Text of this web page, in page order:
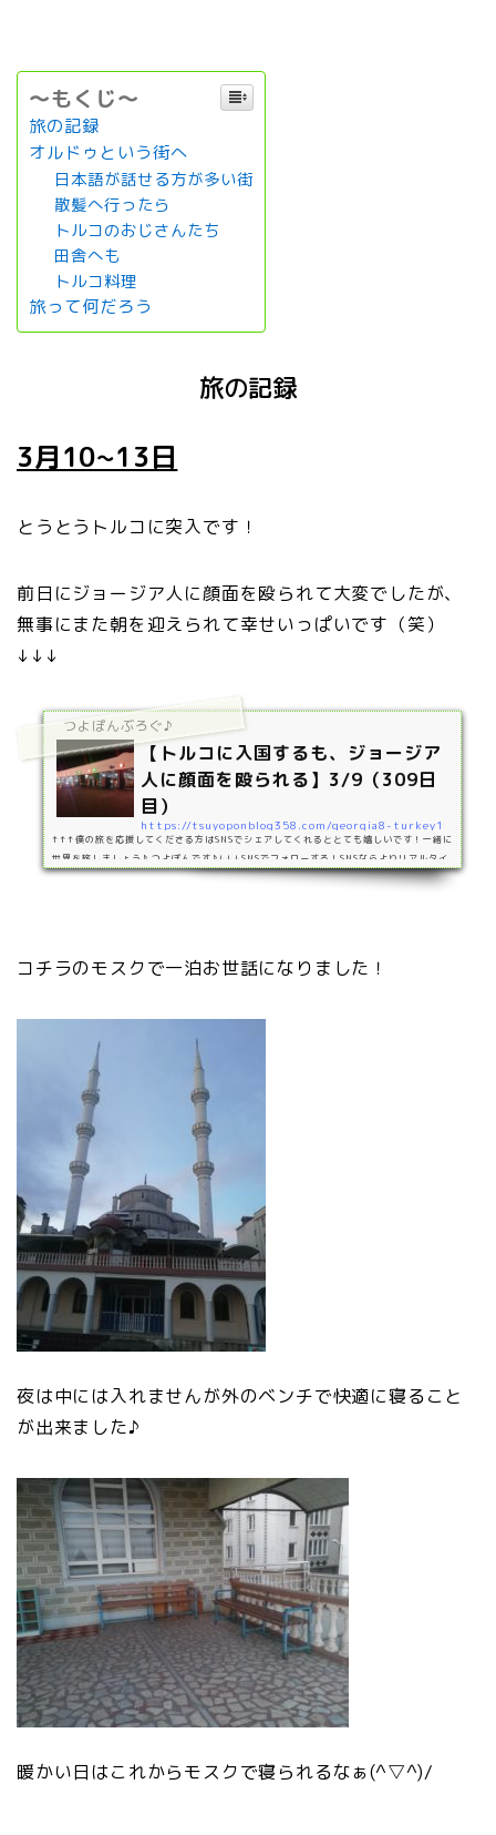
～もくじ～
旅の記録
オルドゥという街へ
日本語が話せる方が多い街
散髪へ行ったら
トルコのおじさんたち
田舎へも
トルコ料理
旅って何だろう
旅の記録
3月10~13日
とうとうトルコに突入です！
前日にジョージア人に顔面を殴られて大変でしたが、
無事にまた朝を迎えられて幸せいっぱいです（笑）
↓↓↓
つよぽんぶろぐ♪
【トルコに入国するも、ジョージア
人に顔面を殴られる】3/9（309日
目）
https://tsuyoponblog358.com/georgia8-turkey1
↑↑↑僕の旅を応援してくださる方はSNSでシェアしてくれるととても嬉しいです！一緒に
世界を旅しましょう♪ つよぽんです♪↓↓↓SNSでフォローする！SNSならよりリアルタイ
ムに旅の様子を見ることができるので是非気軽に申請してください(^▽^)/ 面積：780,
コチラのモスクで一泊お世話になりました！
夜は中には入れませんが外のベンチで快適に寝ること
が出来ました♪
暖かい日はこれからモスクで寝られるなぁ(^▽^)/